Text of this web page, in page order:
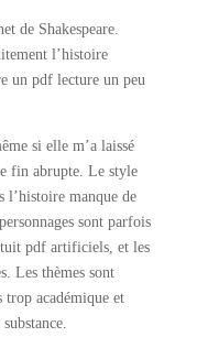
de Shakespeare.
l’histoire
un pdf lecture un peu
si elle m’a laissé
fin abrupte. Le style
l’histoire manque de
sont parfois
pdf artificiels, et les
Les thèmes sont
trop académique et